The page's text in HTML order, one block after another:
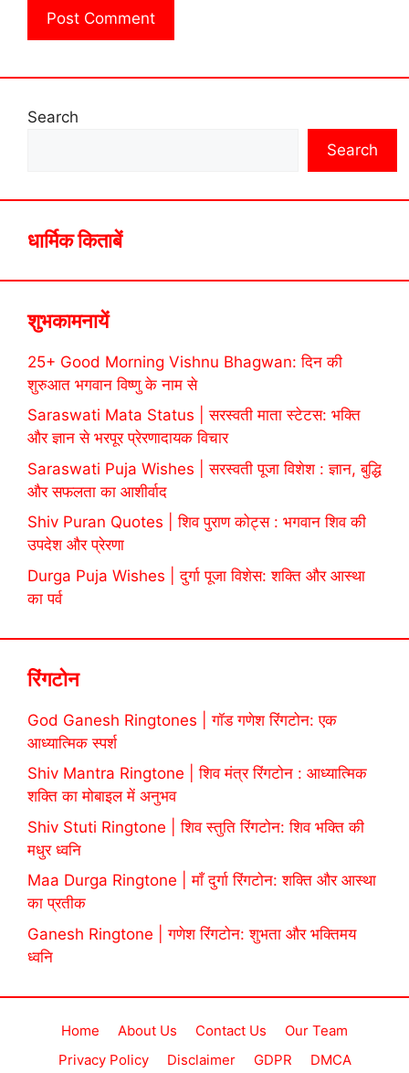
Search
Search
धार्मिक किताबें
शुभकामनायें
25+ Good Morning Vishnu Bhagwan: दिन की
शुरुआत भगवान विष्णु के नाम से
Saraswati Mata Status | सरस्वती माता स्टेटस: भक्ति
और ज्ञान से भरपूर प्रेरणादायक विचार
Saraswati Puja Wishes | सरस्वती पूजा विशेश : ज्ञान, बुद्धि
और सफलता का आशीर्वाद
Shiv Puran Quotes | शिव पुराण कोट्स : भगवान शिव की
उपदेश और प्रेरणा
Durga Puja Wishes | दुर्गा पूजा विशेस: शक्ति और आस्था
का पर्व
रिंगटोन
God Ganesh Ringtones | गॉड गणेश रिंगटोन: एक
आध्यात्मिक स्पर्श
Shiv Mantra Ringtone | शिव मंत्र रिंगटोन : आध्यात्मिक
शक्ति का मोबाइल में अनुभव
Shiv Stuti Ringtone | शिव स्तुति रिंगटोन: शिव भक्ति की
मधुर ध्वनि
Maa Durga Ringtone | माँ दुर्गा रिंगटोन: शक्ति और आस्था
का प्रतीक
Ganesh Ringtone | गणेश रिंगटोन: शुभता और भक्तिमय
ध्वनि
Home About Us Contact Us
Our Team
Privacy Policy
Disclaimer GDPR DMCA